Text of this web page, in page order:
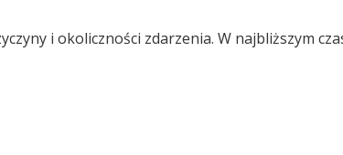
i okoliczności zdarzenia. W najbliższym